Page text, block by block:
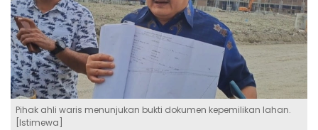
Pihak ahli waris menunjukan bukti dokumen kepemilikan lahan.
[Istimewa]